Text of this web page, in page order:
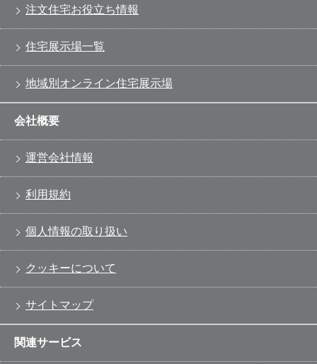
注文住宅お役立ち情報
住宅展示場一覧
地域別オンライン住宅展示場
会社概要
運営会社情報
利用規約
個人情報の取り扱い
クッキーについて
サイトマップ
関連サービス